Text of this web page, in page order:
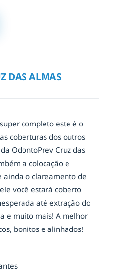
DAS ALMAS
completo este é o
coberturas dos outros
OdontoPrev Cruz das
a colocação e
ainda o clareamento de
você estará coberto
até extração do
e muito mais! A melhor
bonitos e alinhados!